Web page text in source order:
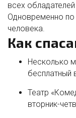
всех
Одновременно по
человека.
Как
Несколько
бесплатный
Театр
вторник-